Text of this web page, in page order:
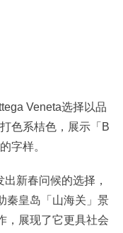
Veneta选择以品
色系桔色，展示「B
字样。
新春问候的选择，
秦皇岛「山海关」景
，展现了它更具社会